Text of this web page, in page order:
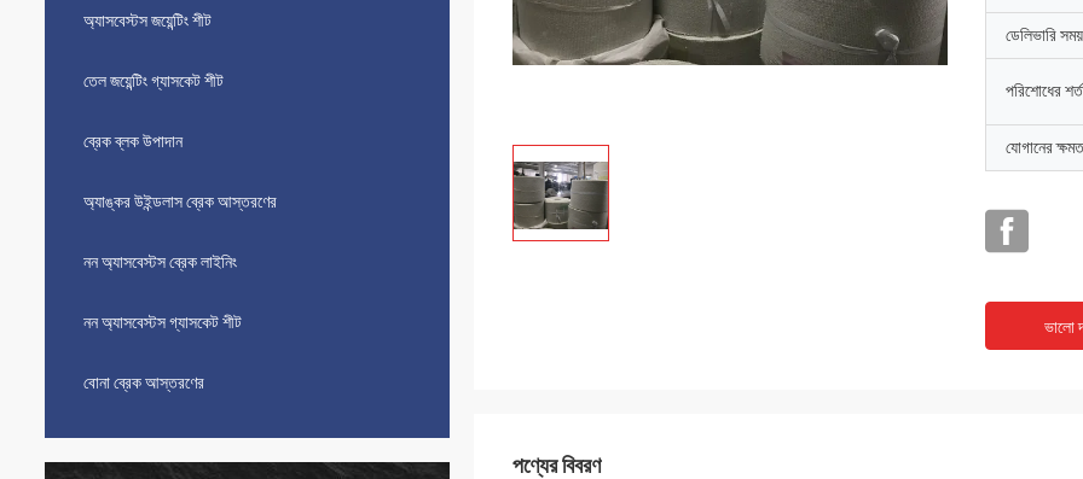
অ্যাসবেস্টস জয়েন্টিং শীট
তেল জয়েন্টিং গ্যাসকেট শীট
ব্রেক ব্লক উপাদান
অ্যাঙ্কর উইন্ডলাস ব্রেক আস্তরণের
নন অ্যাসবেস্টস ব্রেক লাইনিং
নন অ্যাসবেস্টস গ্যাসকেট শীট
বোনা ব্রেক আস্তরণের
ডেলিভারি সময়
পরিশোধের শর্ত
যোগানের
ভালো
পণ্যের বিবরণ